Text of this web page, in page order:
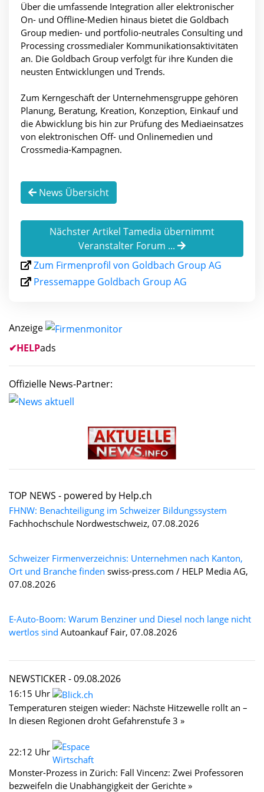
Über die umfassende Integration aller elektronischer
On- und Offline-Medien hinaus bietet die Goldbach
Group medien- und portfolio-neutrales Consulting und
Processing crossmedialer Kommunikationsaktivitäten
an. Die Goldbach Group verfolgt für ihre Kunden die
neusten Entwicklungen und Trends.
Zum Kerngeschäft der Unternehmensgruppe gehören
Planung, Beratung, Kreation, Konzeption, Einkauf und
die Abwicklung bis hin zur Prüfung des Mediaeinsatzes
von elektronischen Off- und Onlinemedien und
Crossmedia-Kampagnen.
News Übersicht
Nächster Artikel Tamedia übernimmt
Veranstalter Forum ...
Zum Firmenprofil von Goldbach Group AG
Pressemappe Goldbach Group AG
Anzeige
✔HELPads
Offizielle News-Partner:
TOP NEWS - powered by Help.ch
FHNW: Benachteiligung im Schweizer Bildungssystem
Fachhochschule Nordwestschweiz, 07.08.2026
Schweizer Firmenverzeichnis: Unternehmen nach Kanton,
Ort und Branche finden swiss-press.com / HELP Media AG,
07.08.2026
E-Auto-Boom: Warum Benziner und Diesel noch lange nicht
wertlos sind Autoankauf Fair, 07.08.2026
NEWSTICKER -09.08.2026
16:15 Uhr
Temperaturen steigen wieder: Nächste Hitzewelle rollt an –
In diesen Regionen droht Gefahrenstufe 3 »
22:12 Uhr
Monster-Prozess in Zürich: Fall Vincenz: Zwei Professoren
bezweifeln die Unabhängigkeit der Gerichte »